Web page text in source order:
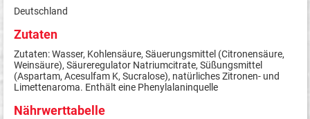
Deutschland
Zutaten
Zutaten: Wasser, Kohlensäure, Säuerungsmittel (Citronensäure,
Weinsäure), Säureregulator Natriumcitrate, Süßungsmittel
(Aspartam, Acesulfam K, Sucralose), natürliches Zitronen- und
Limettenaroma. Enthält eine Phenylalaninquelle
Nährwerttabelle